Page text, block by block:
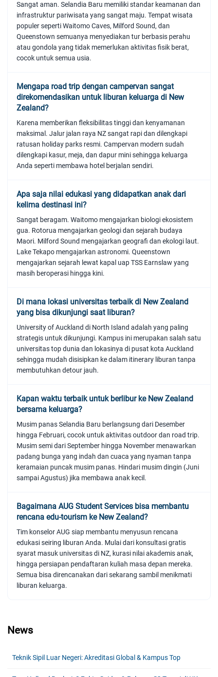
Sangat aman. Selandia Baru memiliki standar keamanan dan
infrastruktur pariwisata yang sangat maju. Tempat wisata
populer seperti Waitomo Caves, Milford Sound, dan
Queenstown semuanya menyediakan tur berbasis perahu
atau gondola yang tidak memerlukan aktivitas fisik berat,
cocok untuk semua usia.
Mengapa road trip dengan campervan sangat
direkomendasikan untuk liburan keluarga di New
Zealand?
Karena memberikan fleksibilitas tinggi dan kenyamanan
maksimal. Jalur jalan raya NZ sangat rapi dan dilengkapi
ratusan holiday parks resmi. Campervan modern sudah
dilengkapi kasur, meja, dan dapur mini sehingga keluarga
Anda seperti membawa hotel berjalan sendiri.
Apa saja nilai edukasi yang didapatkan anak dari
kelima destinasi ini?
Sangat beragam. Waitomo mengajarkan biologi ekosistem
gua. Rotorua mengajarkan geologi dan sejarah budaya
Maori. Milford Sound mengajarkan geografi dan ekologi laut.
Lake Tekapo mengajarkan astronomi. Queenstown
mengajarkan sejarah lewat kapal uap TSS Earnslaw yang
masih beroperasi hingga kini.
Di mana lokasi universitas terbaik di New Zealand
yang bisa dikunjungi saat liburan?
University of Auckland di North Island adalah yang paling
strategis untuk dikunjungi. Kampus ini merupakan salah satu
universitas top dunia dan lokasinya di pusat kota Auckland
sehingga mudah disisipkan ke dalam itinerary liburan tanpa
membutuhkan detour jauh.
Kapan waktu terbaik untuk berlibur ke New Zealand
bersama keluarga?
Musim panas Selandia Baru berlangsung dari Desember
hingga Februari, cocok untuk aktivitas outdoor dan road trip.
Musim semi dari September hingga November menawarkan
padang bunga yang indah dan cuaca yang nyaman tanpa
keramaian puncak musim panas. Hindari musim dingin (Juni
sampai Agustus) jika membawa anak kecil.
Bagaimana AUG Student Services bisa membantu
rencana edu-tourism ke New Zealand?
Tim konselor AUG siap membantu menyusun rencana
edukasi seiring liburan Anda. Mulai dari konsultasi gratis
syarat masuk universitas di NZ, kurasi nilai akademis anak,
hingga persiapan pendaftaran kuliah masa depan mereka.
Semua bisa direncanakan dari sekarang sambil menikmati
liburan keluarga.
News
Teknik Sipil Luar Negeri: Akreditasi Global & Kampus Top